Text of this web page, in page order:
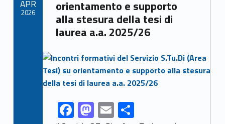
k
orientamento e supporto
alla stesura della tesi di
laurea a.a. 2025/26
Link identifier archive #link-archive-thumb-soap-14321
Link identifier share facebook archive #share-link-archive-99511F M E S
APR
2026